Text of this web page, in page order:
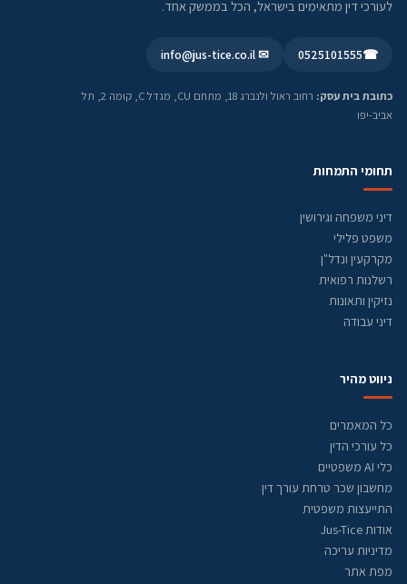
לעורכי דין מתאימים בישראל, הכל בממשק אחד.
☎
0525101555
✉ info@jus-tice.co.il
כתובת בית עסק:
רחוב ראול ולנברג 18, מתחם CU, מגדל C, קומה 2, תל
אביב-יפו
תחומי התמחות
דיני משפחה וגירושין
משפט פלילי
מקרקעין ונדל"ן
רשלנות רפואית
נזיקין ותאונות
דיני עבודה
ניווט מהיר
כל המאמרים
כל עורכי הדין
כלי AI משפטיים
מחשבון שכר טרחת עורך דין
התייעצות משפטית
אודות Jus-Tice
מדיניות עריכה
מפת אתר